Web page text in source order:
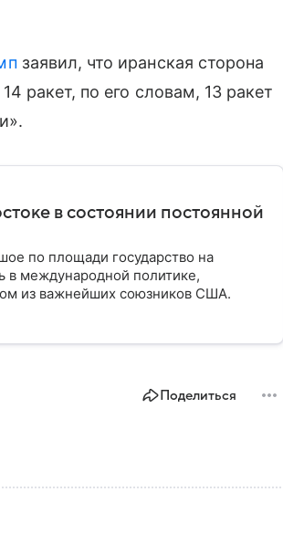
заявил, что иранская сторона
ракет, по его словам, 13 ракет
в состоянии постоянной
по площади государство на
в международной политике,
из важнейших союзников США.
Поделиться